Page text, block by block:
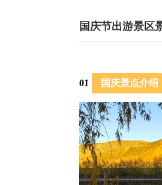
国庆节出游景区
01 国庆景点介绍